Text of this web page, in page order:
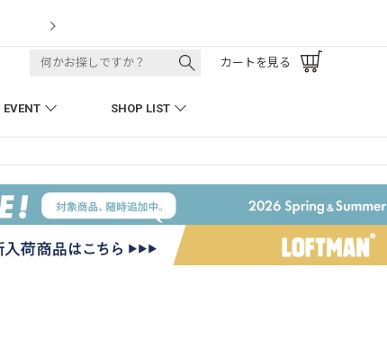
EVENT SHOP LIST
カートを見る